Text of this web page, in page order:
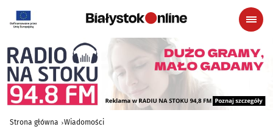
Strona główna Wiadomości